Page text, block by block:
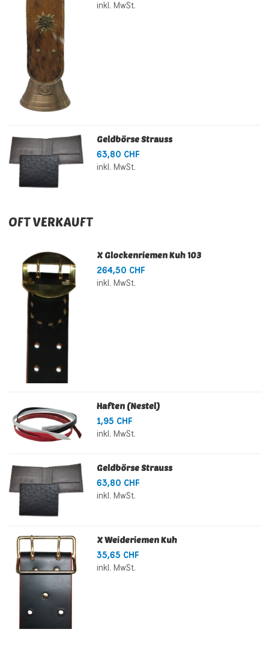
inkl. MwSt.
Geldbörse Strauss
63,80 CHF
inkl. MwSt.
OFT VERKAUFT
X Glockenriemen Kuh 103
264,50 CHF
inkl. MwSt.
Haften (Nestel)
1,95 CHF
inkl. MwSt.
Geldbörse Strauss
63,80 CHF
inkl. MwSt.
X Weideriemen Kuh
35,65 CHF
inkl. MwSt.